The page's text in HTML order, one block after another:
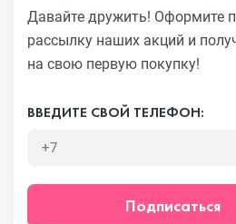
Давайте дружить! Оформите
рассылку наших акций и
на свою первую покупку!
ВВЕДИТЕ СВОЙ ТЕЛЕФОН:
Подписаться